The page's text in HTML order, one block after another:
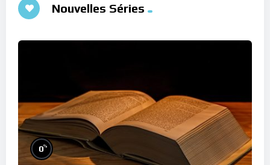
Nouvelles Séries
0%